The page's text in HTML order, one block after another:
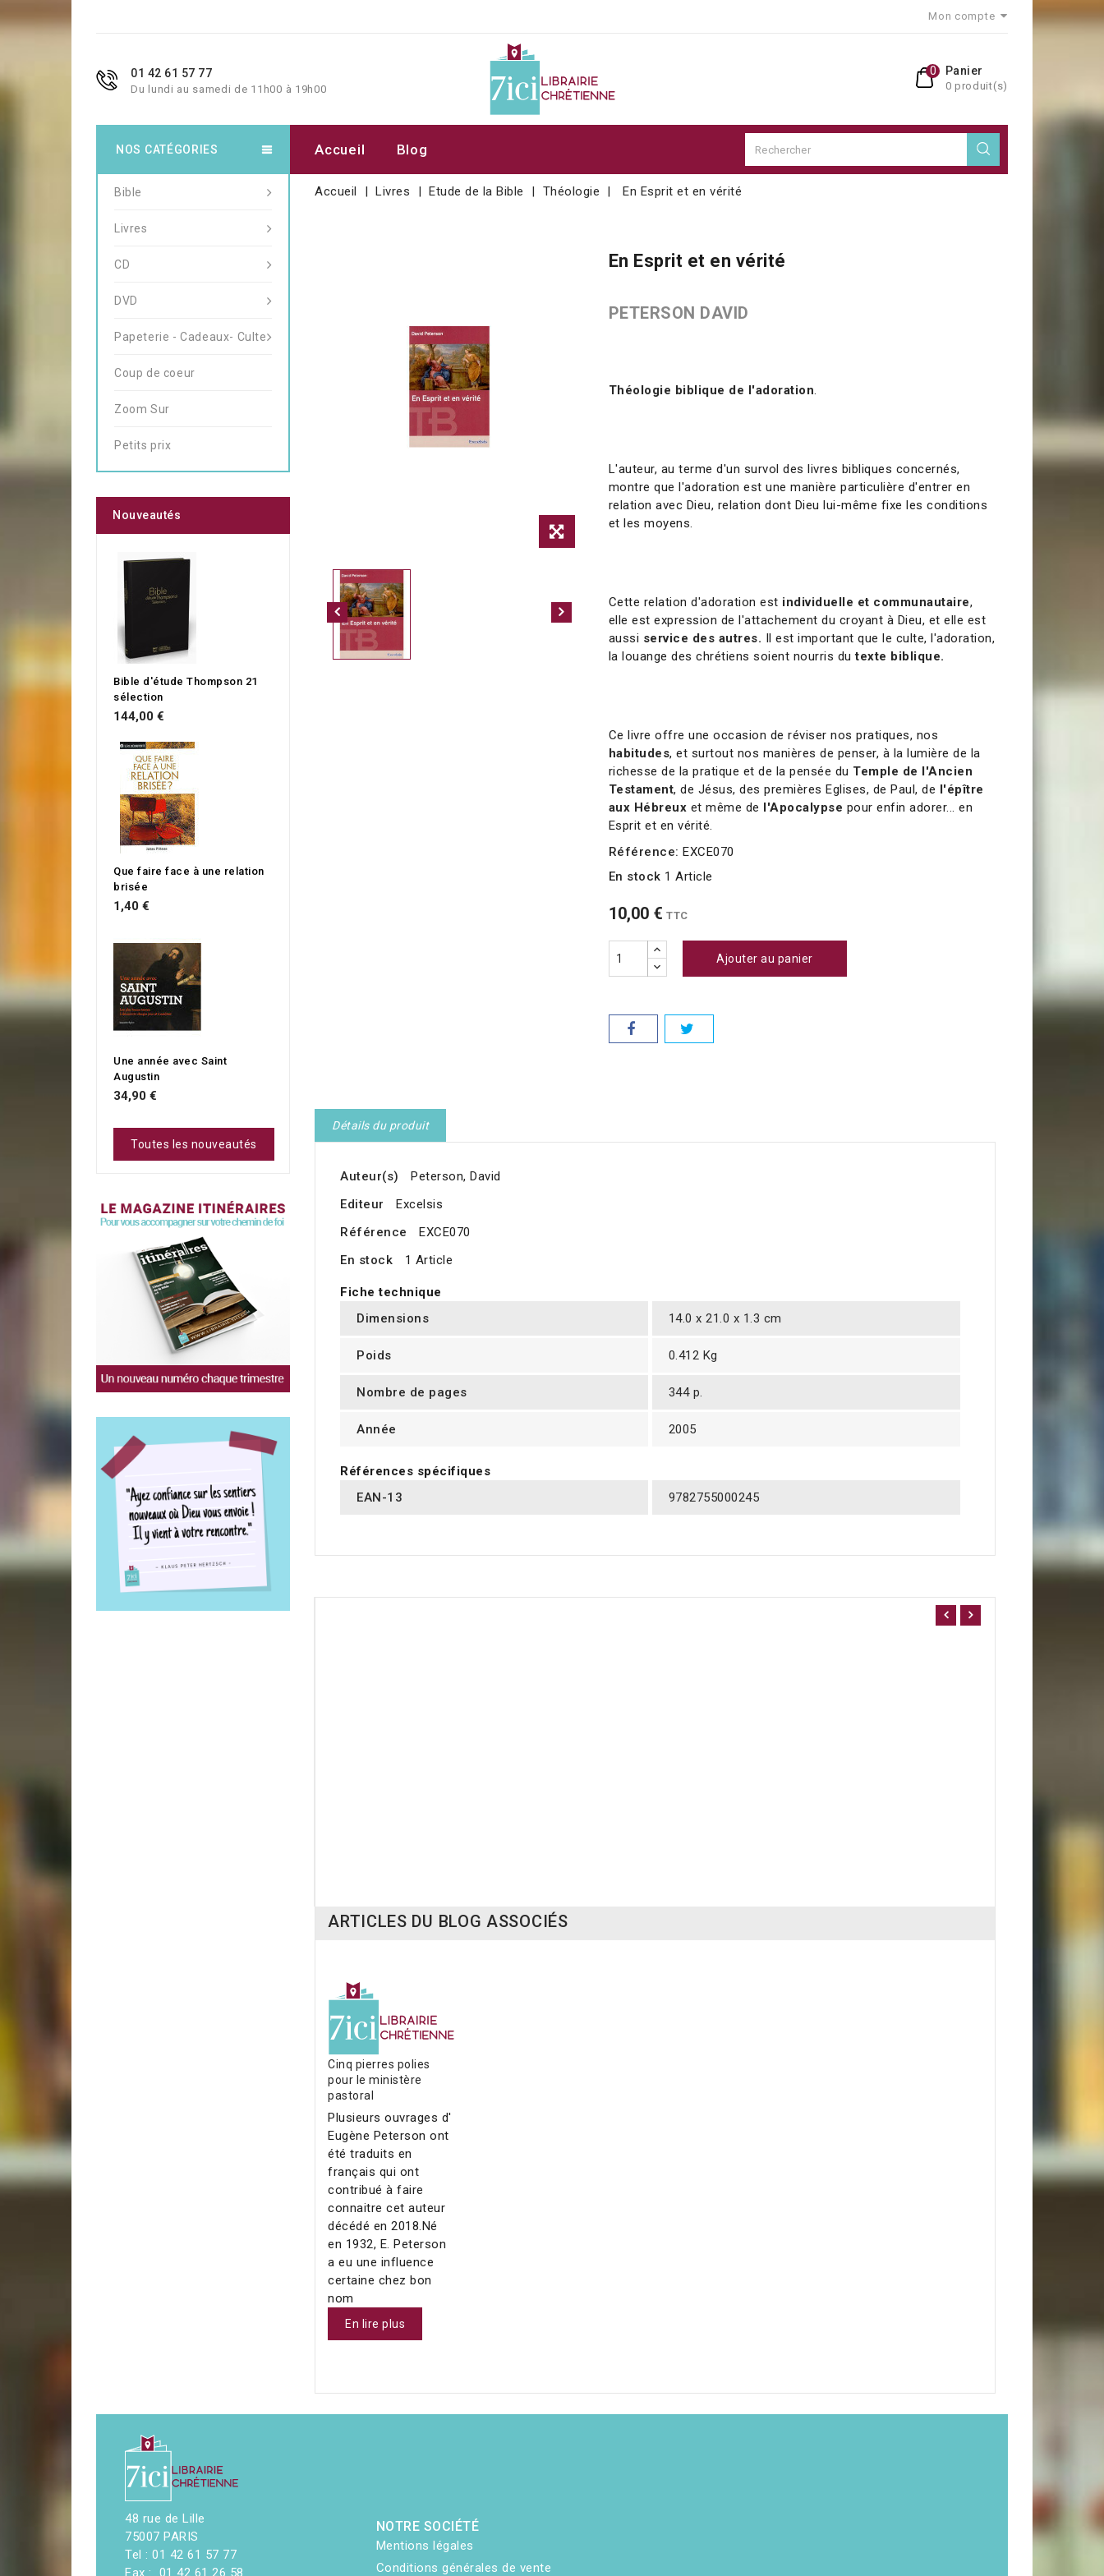
Mon compte
01 42 61 57 77
Du lundi au samedi de 11h00 à 19h00
Panier
0 produit(s)
0
Accueil Blog
Accueil Livres Etude de la Bible Théologie En Esprit et en vérité
En Esprit et en vérité
PETERSON DAVID
Théologie biblique de l'adoration.
L'auteur, au terme d'un survol des livres bibliques concernés,
montre que l'adoration est une manière particulière d'entrer en
relation avec Dieu, relation dont Dieu lui-même fixe les conditions
et les moyens.
Cette relation d'adoration est individuelle et communautaire,
elle est expression de l'attachement du croyant à Dieu, et elle est
aussi service des autres. Il est important que le culte, l'adoration,
la louange des chrétiens soient nourris du texte biblique.
Ce livre offre une occasion de réviser nos pratiques, nos
habitudes, et surtout nos manières de penser, à la lumière de la
richesse de la pratique et de la pensée du Temple de l'Ancien
Testament, de Jésus, des premières Eglises, de Paul, de l'épître
aux Hébreux et même de l'Apocalypse pour enfin adorer... en
Esprit et en vérité.
Référence: EXCE070
En stock 1 Article
10,00 € TTC
Ajouter au panier
Détails du produit
Auteur(s)
Peterson, David
Editeur
Excelsis
Référence
EXCE070
En stock
1 Article
Fiche technique
Dimensions
14.0 x 21.0 x 1.3 cm
Poids 0.412 Kg
Nombre de pages 344 p.
Année 2005
Références spécifiques
EAN-13
9782755000245
ARTICLES DU BLOG ASSOCIÉS
Cinq pierres polies
pour le ministère
pastoral
Plusieurs ouvrages d'
Eugène Peterson ont
été traduits en
français qui ont
contribué à faire
connaitre cet auteur
décédé en 2018.Né
en 1932, E. Peterson
a eu une influence
certaine chez bon
nom
En lire plus
NOS CATÉGORIES
Bible
Livres
CD
DVD
Papeterie - Cadeaux- Culte
Coup de coeur
Zoom Sur
Petits prix
Nouveautés
Bible d'étude Thompson 21
sélection
144,00 €
Que faire face à une relation
brisée
1,40 €
Une année avec Saint
Augustin
34,90 €
Toutes les nouveautés
48 rue de Lille
75007 PARIS
Tel : 01 42 61 57 77
Fax : 01 42 61 26 58
NOTRE SOCIÉTÉ
Mentions légales
Conditions générales de vente